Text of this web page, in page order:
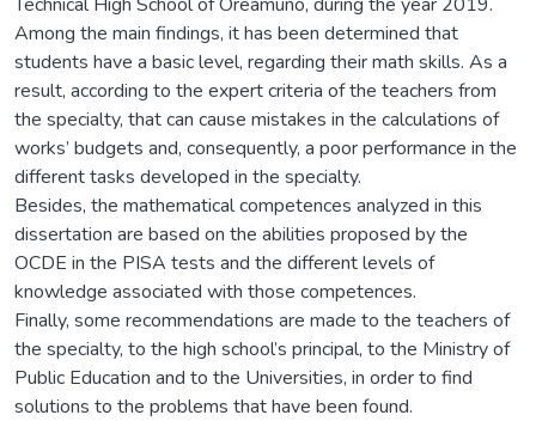
Among the main findings, it has been determined that
students have a basic level, regarding their math skills. As a
result, according to the expert criteria of the teachers from
the specialty, that can cause mistakes in the calculations of
works’ budgets and, consequently, a poor performance in the
different tasks developed in the specialty.
Besides, the mathematical competences analyzed in this
dissertation are based on the abilities proposed by the
OCDE in the PISA tests and the different levels of
knowledge associated with those competences.
Finally, some recommendations are made to the teachers of
the specialty, to the high school’s principal, to the Ministry of
Public Education and to the Universities, in order to find
solutions to the problems that have been found.